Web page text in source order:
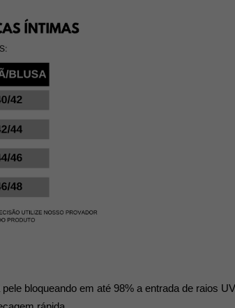
bloqueando em até 98% a entrada de raios